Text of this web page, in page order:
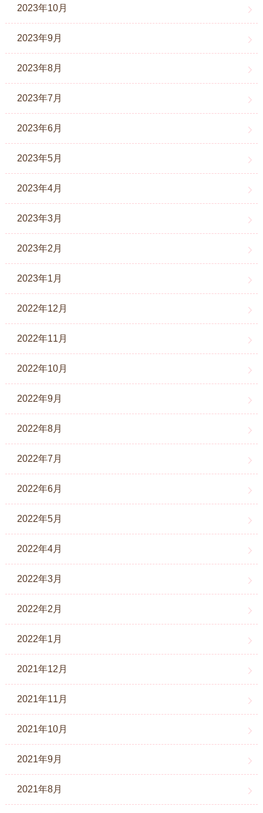
2023年10月
2023年9月
2023年8月
2023年7月
2023年6月
2023年5月
2023年4月
2023年3月
2023年2月
2023年1月
2022年12月
2022年11月
2022年10月
2022年9月
2022年8月
2022年7月
2022年6月
2022年5月
2022年4月
2022年3月
2022年2月
2022年1月
2021年12月
2021年11月
2021年10月
2021年9月
2021年8月